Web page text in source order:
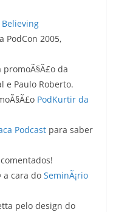
Believing
PodCon 2005,
da
e Paulo Roberto.
PodKurtir da
Podcast para saber
a cara do SeminÃ¡rio
pelo design do